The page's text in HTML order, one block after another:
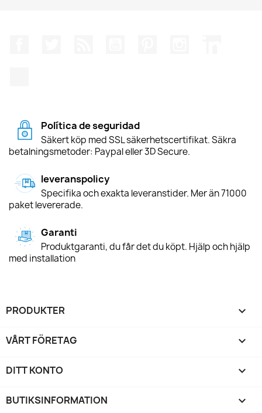
Política de seguridad
Säkert köp med SSL säkerhetscertifikat. Säkra
betalningsmetoder: Paypal eller 3D Secure.
leveranspolicy
Specifika och exakta leveranstider. Mer än 71000
paket levererade.
Garanti
Produktgaranti, du får det du köpt. Hjälp och hjälp
med installation
PRODUKTER 
VÅRT FÖRETAG 
DITT KONTO 
BUTIKSINFORMATION keyboard_arrow_down